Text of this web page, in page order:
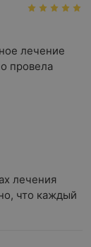
лечение
провела
лечения
что каждый